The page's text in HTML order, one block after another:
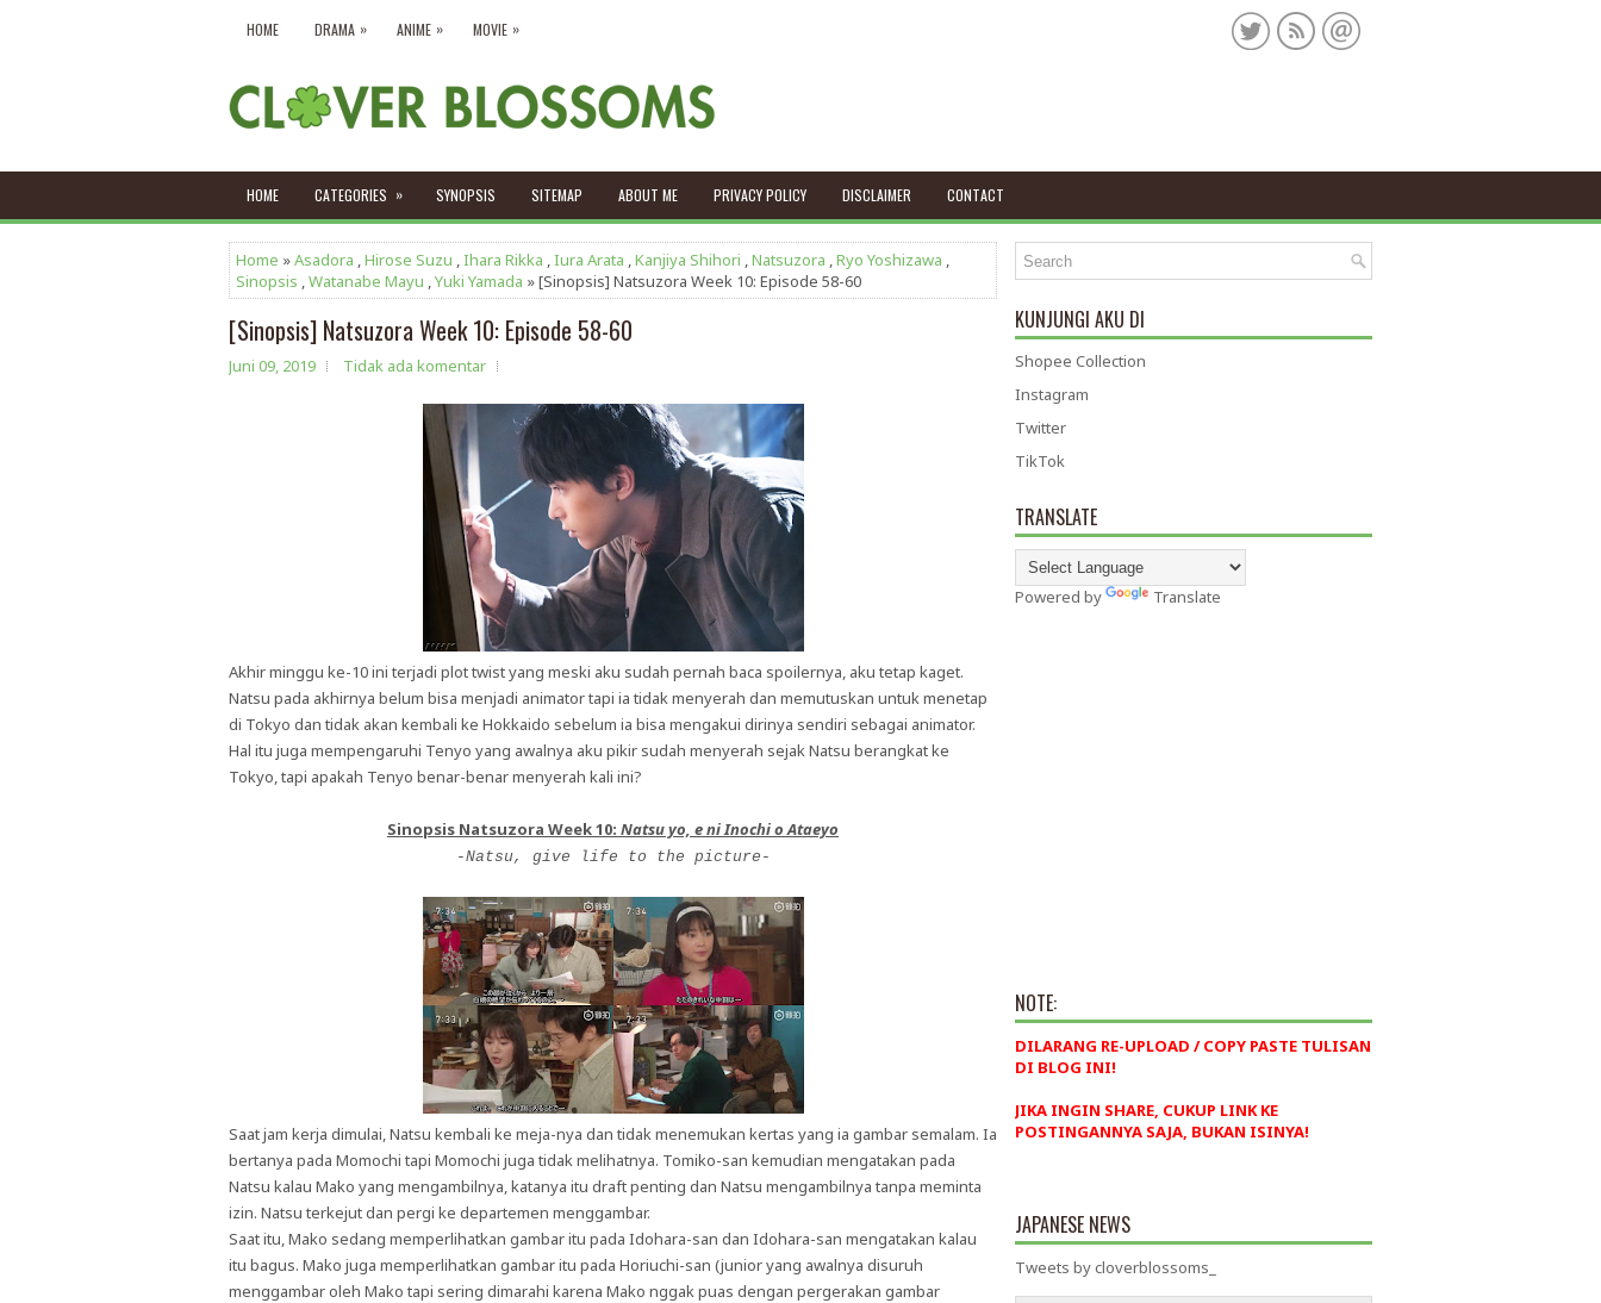
HOME DRAMA » ANIME » MOVIE »
HOME CATEGORIES » SYNOPSIS SITEMAP ABOUT ME PRIVACY POLICY DISCLAIMER CONTACT
Home »Asadora ,Hirose Suzu ,Ihara Rikka ,Iura Arata ,Kanjiya Shihori ,Natsuzora ,Ryo Yoshizawa ,
Sinopsis ,Watanabe Mayu ,Yuki Yamada » [Sinopsis] Natsuzora Week 10: Episode 58-60
[Sinopsis] Natsuzora Week 10: Episode 58-60
Juni 09, 2019 Tidak ada komentar
Akhir minggu ke-10 ini terjadi plot twist yang meski aku sudah pernah baca spoilernya, aku tetap kaget.
Natsu pada akhirnya belum bisa menjadi animator tapi ia tidak menyerah dan memutuskan untuk menetap
di Tokyo dan tidak akan kembali ke Hokkaido sebelum ia bisa mengakui dirinya sendiri sebagai animator.
Hal itu juga mempengaruhi Tenyo yang awalnya aku pikir sudah menyerah sejak Natsu berangkat ke
Tokyo, tapi apakah Tenyo benar-benar menyerah kali ini?
Sinopsis Natsuzora Week 10: Natsu yo, e ni Inochi o Ataeyo
-Natsu, give life to the picture-
Saat jam kerja dimulai, Natsu kembali ke meja-nya dan tidak menemukan kertas yang ia gambar semalam. Ia
bertanya pada Momochi tapi Momochi juga tidak melihatnya. Tomiko-san kemudian mengatakan pada
Natsu kalau Mako yang mengambilnya, katanya itu draft penting dan Natsu mengambilnya tanpa meminta
izin. Natsu terkejut dan pergi ke departemen menggambar.
Saat itu, Mako sedang memperlihatkan gambar itu pada Idohara-san dan Idohara-san mengatakan kalau
itu bagus. Mako juga memperlihatkan gambar itu pada Horiuchi-san (junior yang awalnya disuruh
menggambar oleh Mako tapi sering dimarahi karena Mako nggak puas dengan pergerakan gambar
KUNJUNGI AKU DI
Shopee Collection
Instagram
Twitter
TikTok
TRANSLATE
Powered by Translate
NOTE:
DILARANG RE-UPLOAD / COPY PASTE TULISAN
DI BLOG INI!
JIKA INGIN SHARE, CUKUP LINK KE
POSTINGANNYA SAJA, BUKAN ISINYA!
JAPANESE NEWS
Tweets by cloverblossoms_